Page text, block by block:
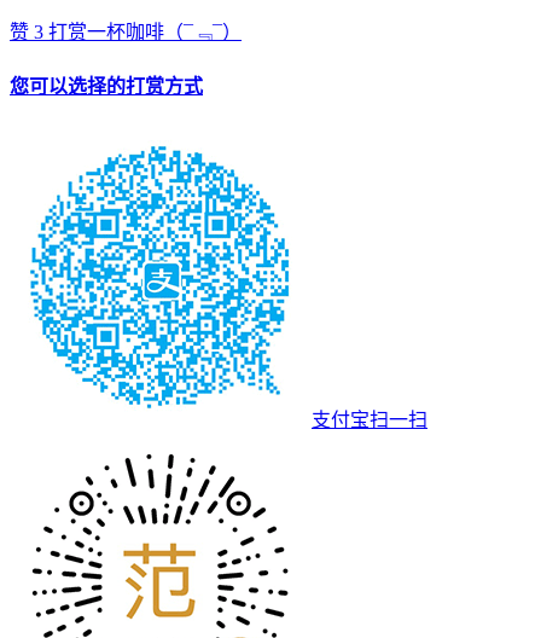
赞 3 打赏一杯咖啡 （¯﹃¯）
您可以选择的打赏方式
支付宝扫一扫